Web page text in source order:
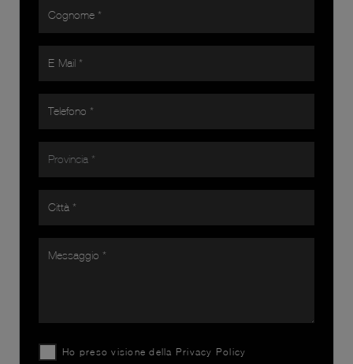
Ho preso visione della Privacy Policy